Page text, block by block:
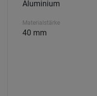
Aluminium
Materialstärke
40 mm